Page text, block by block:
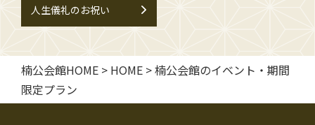
人生儀礼のお祝い
楠公会館HOME > HOME >楠公会館のイベント・期間
限定プラン